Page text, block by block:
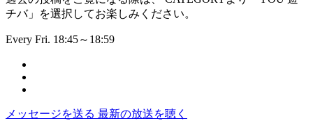
チバ」を選択してお楽しみください。
Every Fri. 18:45～18:59
メッセージを送る 最新の放送を聴く